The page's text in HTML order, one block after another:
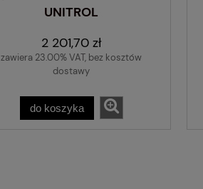
UNITROL
2 201,70 zł
zawiera 23.00% VAT, bez kosztów
dostawy
do koszyka